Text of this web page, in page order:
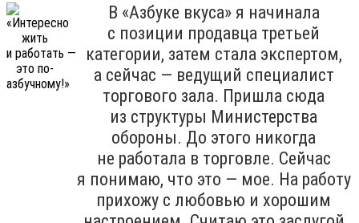
В «Азбуке вкуса» я начинала
с позиции продавца третьей
категории, затем стала экспертом,
а сейчас — ведущий специалист
торгового зала. Пришла сюда
из структуры Министерства
обороны. До этого никогда
не работала в торговле. Сейчас
я понимаю, что это — мое. На работу
прихожу с любовью и хорошим